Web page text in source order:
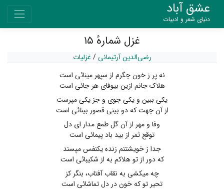
عشق آباد
دنیای شعر و ادبیات
غزل شمارهٔ ۱۵
رضی‌الدین آرتیمانی/ غزلیات
نه پر ز خون جگرم از سپهر مینائی است
هلاک جانم ازین بیوفای هر جائی است
یکی ببین و یکی جوی و جز یکی مپرست
از آن جهت که دو بینی قصور بینائی است
وفا و مهر از آن گل طمع مدار ای دل
توقع ثمر از بید باد پیمائی است
جدا ز خویشتنم زنده یکنفس مپسند
که دور از تو هلاکم به از شکیبائی است
چه میکشی به نقاب آفتاب، بنگر کز
تحیر تو که خون در دل تماشائی است